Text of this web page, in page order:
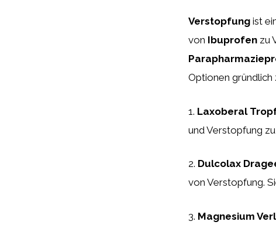
Verstopfung ist
von Ibuprofen zu
Optionen gründlich
1. Laxoberal
und Verstopfung
2. Dulcolax
von Verstopfung.
3. Magnesium